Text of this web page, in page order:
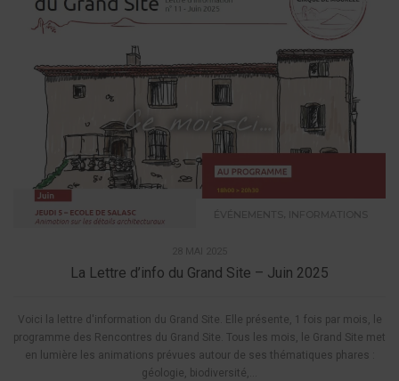
La Lettre d’info du Grand Site – Juin 2025
Voici la lettre d'information du Grand Site. Elle présente, 1 fois par mois, le
programme des Rencontres du Grand Site. Tous les mois, le Grand Site met
en lumière les animations prévues autour de ses thématiques phares :
géologie, biodiversité,...